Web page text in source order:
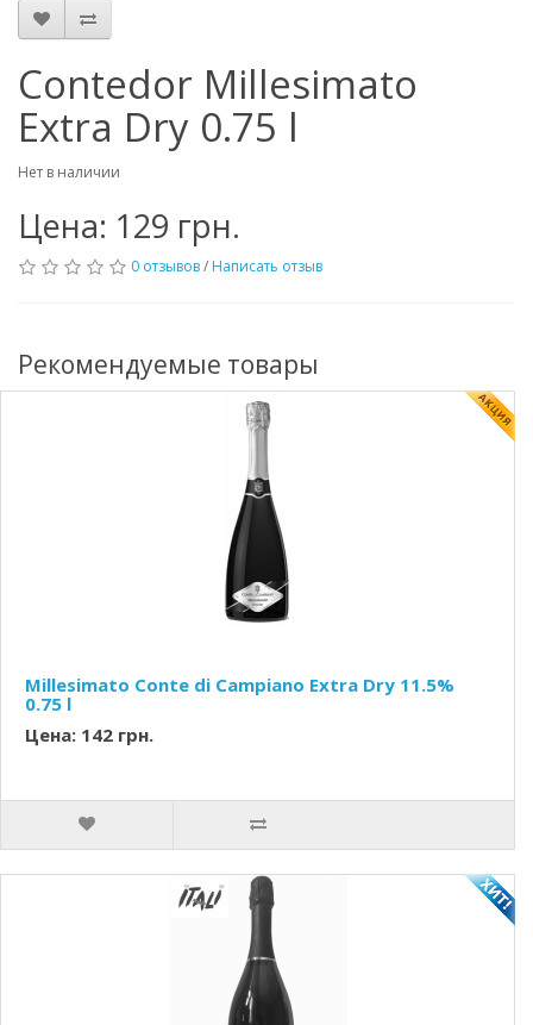
Contedor Millesimato
Extra Dry 0.75 l
Нет в наличии
Цена: 129 грн.
0 отзывов/ Написать отзыв
Рекомендуемые товары
Millesimato Conte di Campiano Extra Dry 11.5%
0.75 l
Цена: 142 грн.